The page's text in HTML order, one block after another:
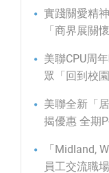
實踐關愛精
「商界展關
美聯CPU周
眾「回到校園
美聯全新「
揭優惠 全期
「Midland,
員工交流職